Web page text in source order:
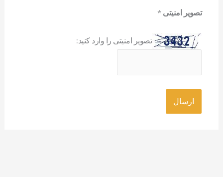
تصویر امنیتی*
تصویر امنیتی را وارد کنید: